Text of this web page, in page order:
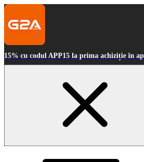
15% cu codul APP15 la prima achiziție în